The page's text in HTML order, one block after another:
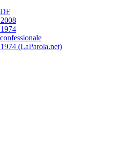
(LaParola.net)